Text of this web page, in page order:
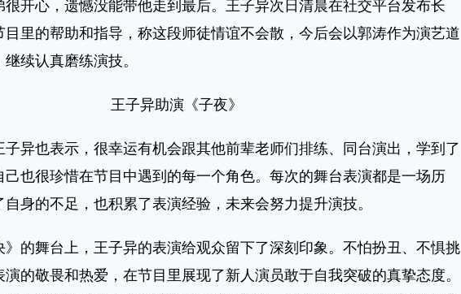
很开心，遗憾没能带他走到最后。王子异次日清晨在社交平台发布长
目里的帮助和指导，称这段师徒情谊不会散，今后会以郭涛作为演艺道
续认真磨练演技。
王子异助演《子夜》
也表示，很幸运有机会跟其他前辈老师们排练、同台演出，学到了
己也很珍惜在节目中遇到的每一个角色。每次的舞台表演都是一场历
身的不足，也积累了表演经验，未来会努力提升演技。
舞台上，王子异的表演给观众留下了深刻印象。不怕扮丑、不惧挑
的敬畏和热爱，在节目里展现了新人演员敢于自我突破的真挚态度。